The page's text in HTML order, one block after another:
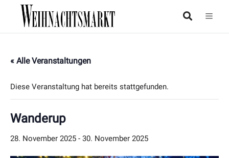
« Alle Veranstaltungen
Diese Veranstaltung hat bereits stattgefunden.
Wanderup
28. November 2025 - 30. November 2025